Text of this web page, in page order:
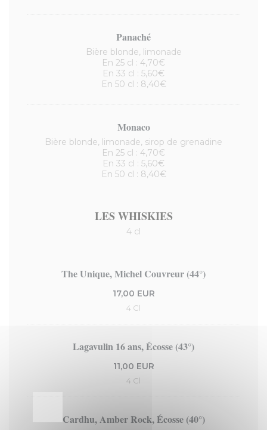
Panaché
Bière blonde, limonade
En 25 cl : 4,70€
En 33 cl : 5,60€
En 50 cl : 8,40€
Monaco
Bière blonde, limonade, sirop de grenadine
En 25 cl : 4,70€
En 33 cl : 5,60€
En 50 cl : 8,40€
LES WHISKIES
4 cl
The Unique, Michel Couvreur (44°)
17,00 EUR
4 Cl
Lagavulin 16 ans, Écosse (43°)
11,00 EUR
4 Cl
Cardhu, Amber Rock, Écosse (40°)